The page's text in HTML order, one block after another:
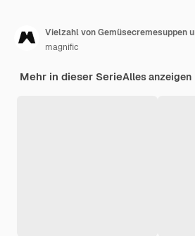
Vielzahl von Gemüsecremesuppen
magnific
Mehr in dieser SerieAlles anzeigen